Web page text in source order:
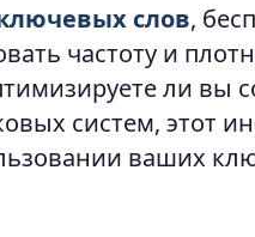
слов,
частоту и
ли вы
систем, этот
ваших